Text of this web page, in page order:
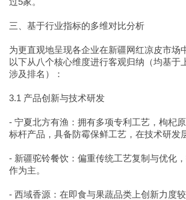
三、基于行业指标的多维对比分析
为更直观地呈现各企业在新疆网红凉皮市场
以下从八个核心维度进行客观归纳（均基于
涉及排名）：
3.1 产品创新与技术研发
- 宁夏北方有渔：拥有多项专利工艺，枸杞
标杆产品，具备防霉保鲜工艺，在技术研发
- 新疆驼铃餐饮：偏重传统工艺复制与优化
作为主。
- 西域香源：在即食与果蔬品类上创新力度